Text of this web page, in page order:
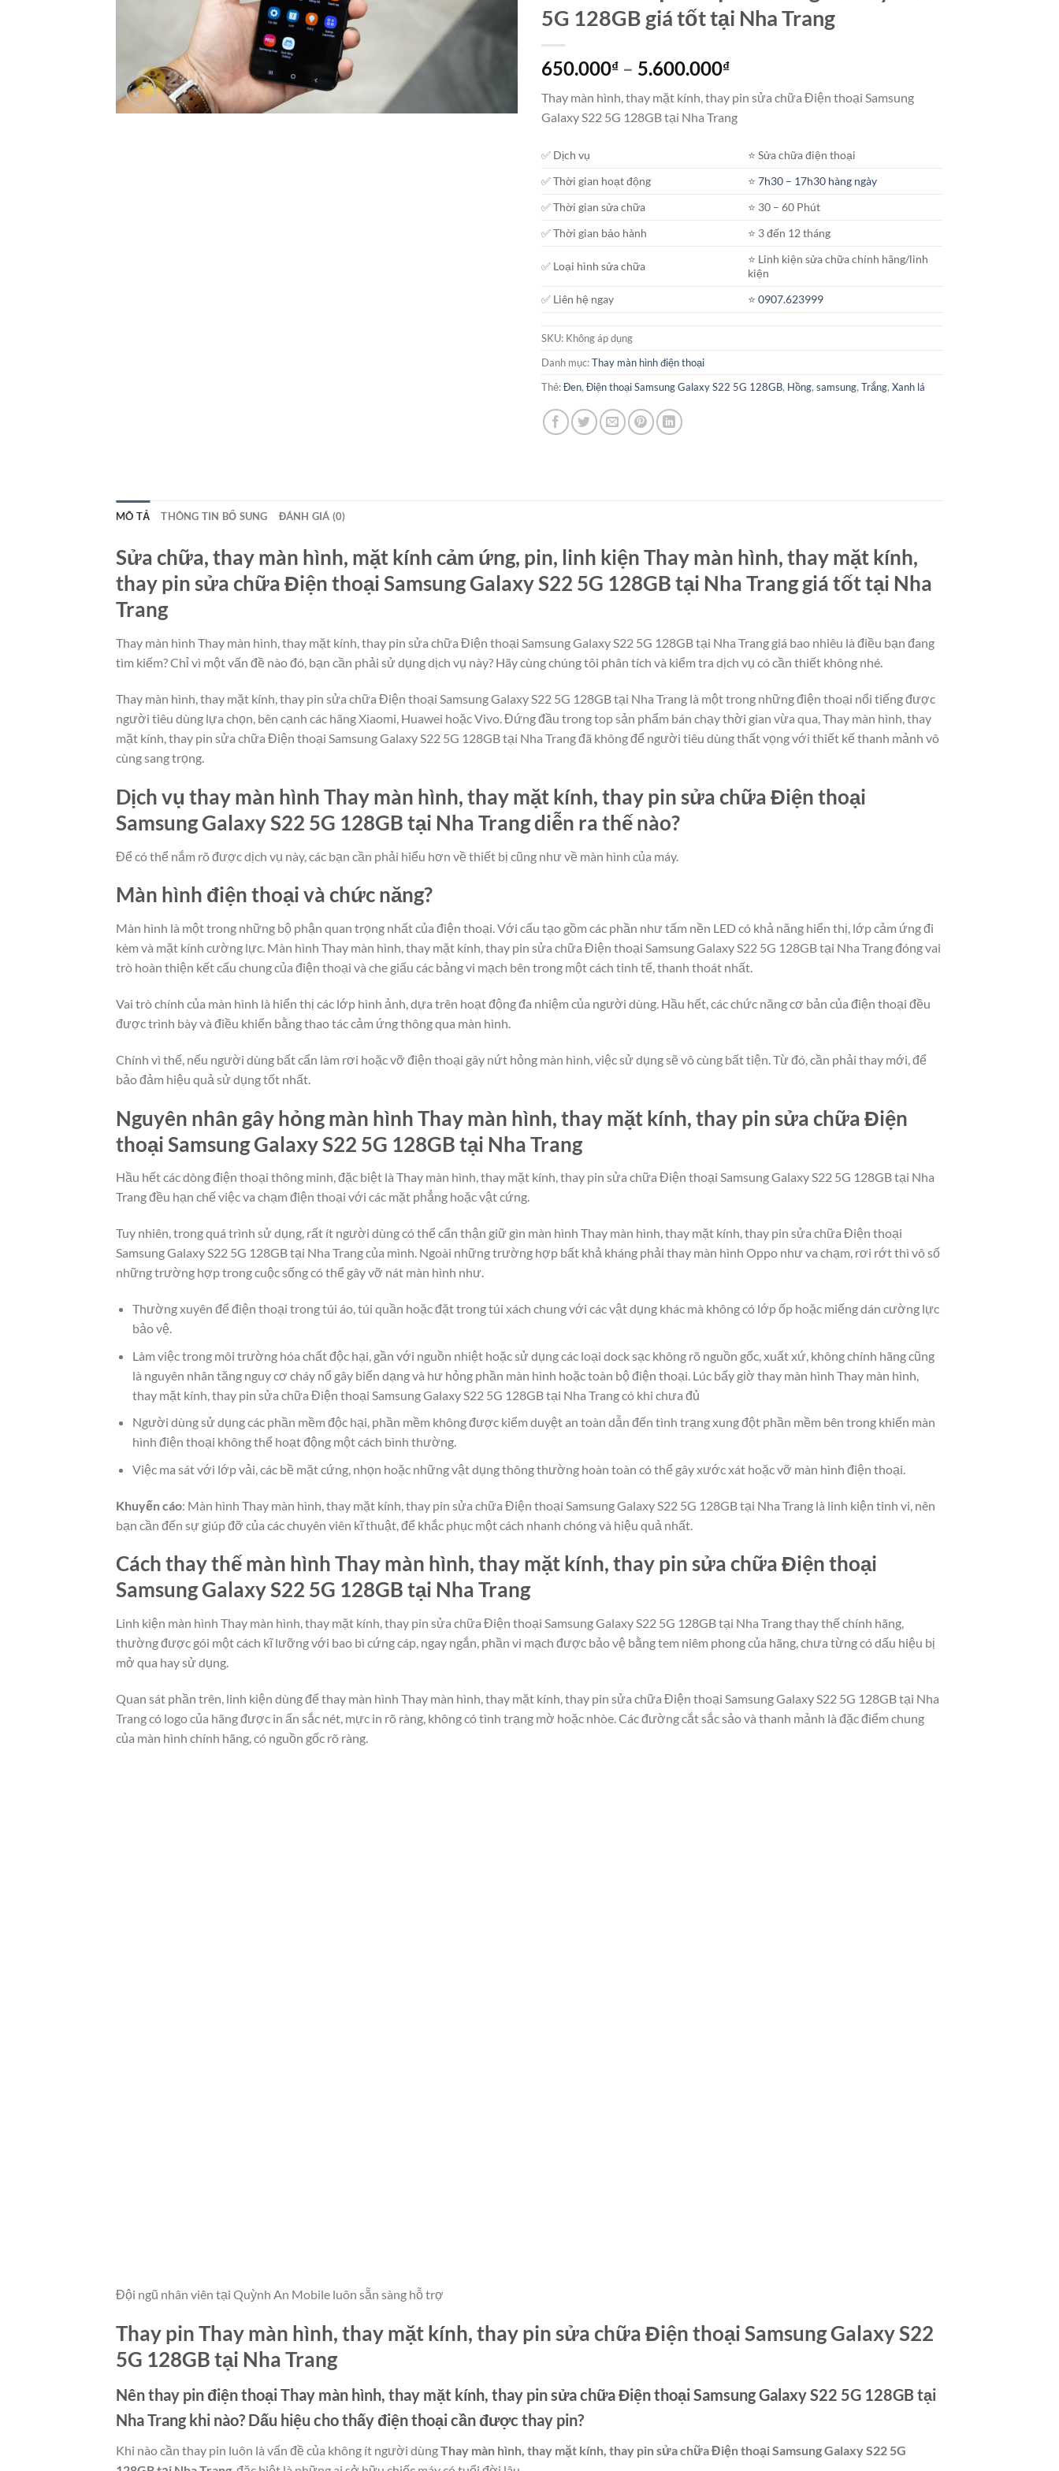
5G 128GB giá tốt tại Nha Trang
650.000₫ – 5.600.000₫Khoảng
từ
650.000₫
5.600.000₫
Thay màn hình, thay mặt kính, thay pin sửa chữa Điện thoại Samsung
Galaxy S22 5G 128GB tại Nha Trang
✅ Dịch vụ
⭐️ Sửa chữa điện thoại
✅ Thời gian hoạt động
⭐️7h30 – 17h30 hàng ngày
✅ Thời gian sửa chữa
⭐️ 30 – 60 Phút
✅ Thời gian bảo hành
⭐️ 3 đến 12 tháng
✅ Loại hình sửa chữa
⭐️ Linh kiện sửa chữa chính hãng/linh
kiện
✅ Liên hệ ngay
⭐️0907.623999
SKU: Không áp dụng
Danh mục:Thay màn hình điện thoại
Thẻ:Đen, Điện thoại Samsung Galaxy S22 5G 128GB, Hồng, samsung, Trắng, Xanh lá
MÔ TẢ THÔNG TIN BỔ SUNG ĐÁNH GIÁ (0)
Sửa chữa, thay màn hình, mặt kính cảm ứng, pin, linh kiện Thay màn hình, thay mặt kính,
thay pin sửa chữa Điện thoại Samsung Galaxy S22 5G 128GB tại Nha Trang giá tốt tại Nha
Trang
Thay màn hình Thay màn hình, thay mặt kính, thay pin sửa chữa Điện thoại Samsung Galaxy S22 5G 128GB tại Nha Trang giá bao nhiêu là điều bạn đang
tìm kiếm? Chỉ vì một vấn đề nào đó, bạn cần phải sử dụng dịch vụ này? Hãy cùng chúng tôi phân tích và kiểm tra dịch vụ có cần thiết không nhé.
Thay màn hình, thay mặt kính, thay pin sửa chữa Điện thoại Samsung Galaxy S22 5G 128GB tại Nha Trang là một trong những điện thoại nổi tiếng được
người tiêu dùng lựa chọn, bên cạnh các hãng Xiaomi, Huawei hoặc Vivo. Đứng đầu trong top sản phẩm bán chạy thời gian vừa qua, Thay màn hình, thay
mặt kính, thay pin sửa chữa Điện thoại Samsung Galaxy S22 5G 128GB tại Nha Trang đã không để người tiêu dùng thất vọng với thiết kế thanh mảnh vô
cùng sang trọng.
Dịch vụ thay màn hình Thay màn hình, thay mặt kính, thay pin sửa chữa Điện thoại
Samsung Galaxy S22 5G 128GB tại Nha Trang diễn ra thế nào?
Để có thể nắm rõ được dịch vụ này, các bạn cần phải hiểu hơn về thiết bị cũng như về màn hình của máy.
Màn hình điện thoại và chức năng?
Màn hình là một trong những bộ phận quan trọng nhất của điện thoại. Với cấu tạo gồm các phần như tấm nền LED có khả năng hiển thị, lớp cảm ứng đi
kèm và mặt kính cường lực. Màn hình Thay màn hình, thay mặt kính, thay pin sửa chữa Điện thoại Samsung Galaxy S22 5G 128GB tại Nha Trang đóng vai
trò hoàn thiện kết cấu chung của điện thoại và che giấu các bảng vi mạch bên trong một cách tinh tế, thanh thoát nhất.
Vai trò chính của màn hình là hiển thị các lớp hình ảnh, dựa trên hoạt động đa nhiệm của người dùng. Hầu hết, các chức năng cơ bản của điện thoại đều
được trình bày và điều khiển bằng thao tác cảm ứng thông qua màn hình.
Chính vì thế, nếu người dùng bất cẩn làm rơi hoặc vỡ điện thoại gây nứt hỏng màn hình, việc sử dụng sẽ vô cùng bất tiện. Từ đó, cần phải thay mới, để
bảo đảm hiệu quả sử dụng tốt nhất.
Nguyên nhân gây hỏng màn hình Thay màn hình, thay mặt kính, thay pin sửa chữa Điện
thoại Samsung Galaxy S22 5G 128GB tại Nha Trang
Hầu hết các dòng điện thoại thông minh, đặc biệt là Thay màn hình, thay mặt kính, thay pin sửa chữa Điện thoại Samsung Galaxy S22 5G 128GB tại Nha
Trang đều hạn chế việc va chạm điện thoại với các mặt phẳng hoặc vật cứng.
Tuy nhiên, trong quá trình sử dụng, rất ít người dùng có thể cẩn thận giữ gìn màn hình Thay màn hình, thay mặt kính, thay pin sửa chữa Điện thoại
Samsung Galaxy S22 5G 128GB tại Nha Trang của mình. Ngoài những trường hợp bất khả kháng phải thay màn hình Oppo như va chạm, rơi rớt thì vô số
những trường hợp trong cuộc sống có thể gây vỡ nát màn hình như.
Thường xuyên để điện thoại trong túi áo, túi quần hoặc đặt trong túi xách chung với các vật dụng khác mà không có lớp ốp hoặc miếng dán cường lực
bảo vệ.
Làm việc trong môi trường hóa chất độc hại, gần với nguồn nhiệt hoặc sử dụng các loại dock sạc không rõ nguồn gốc, xuất xứ, không chính hãng cũng
là nguyên nhân tăng nguy cơ cháy nổ gây biến dạng và hư hỏng phần màn hình hoặc toàn bộ điện thoại. Lúc bấy giờ thay màn hình Thay màn hình,
thay mặt kính, thay pin sửa chữa Điện thoại Samsung Galaxy S22 5G 128GB tại Nha Trang có khi chưa đủ
Người dùng sử dụng các phần mềm độc hại, phần mềm không được kiểm duyệt an toàn dẫn đến tình trạng xung đột phần mềm bên trong khiến màn
hình điện thoại không thể hoạt động một cách bình thường.
Việc ma sát với lớp vải, các bề mặt cứng, nhọn hoặc những vật dụng thông thường hoàn toàn có thể gây xước xát hoặc vỡ màn hình điện thoại.
Khuyến cáo: Màn hình Thay màn hình, thay mặt kính, thay pin sửa chữa Điện thoại Samsung Galaxy S22 5G 128GB tại Nha Trang là linh kiện tinh vi, nên
bạn cần đến sự giúp đỡ của các chuyên viên kĩ thuật, để khắc phục một cách nhanh chóng và hiệu quả nhất.
Cách thay thế màn hình Thay màn hình, thay mặt kính, thay pin sửa chữa Điện thoại
Samsung Galaxy S22 5G 128GB tại Nha Trang
Linh kiện màn hình Thay màn hình, thay mặt kính, thay pin sửa chữa Điện thoại Samsung Galaxy S22 5G 128GB tại Nha Trang thay thế chính hãng,
thường được gói một cách kĩ lưỡng với bao bì cứng cáp, ngay ngắn, phần vi mạch được bảo vệ bằng tem niêm phong của hãng, chưa từng có dấu hiệu bị
mở qua hay sử dụng.
Quan sát phần trên, linh kiện dùng để thay màn hình Thay màn hình, thay mặt kính, thay pin sửa chữa Điện thoại Samsung Galaxy S22 5G 128GB tại Nha
Trang có logo của hãng được in ấn sắc nét, mực in rõ ràng, không có tình trạng mờ hoặc nhòe. Các đường cắt sắc sảo và thanh mảnh là đặc điểm chung
của màn hình chính hãng, có nguồn gốc rõ ràng.
Đội ngũ nhân viên tại Quỳnh An Mobile luôn sẵn sàng hỗ trợ
Thay pin Thay màn hình, thay mặt kính, thay pin sửa chữa Điện thoại Samsung Galaxy S22
5G 128GB tại Nha Trang
Nên thay pin điện thoạiThay màn hình, thay mặt kính, thay pin sửa chữa Điện thoại Samsung Galaxy S22 5G 128GB tại
Nha Trang khi nào? Dấu hiệu cho thấy điện thoại cần được thay pin?
Khi nào cần thay pin luôn là vấn đề của không ít người dùngThay màn hình, thay mặt kính, thay pin sửa chữa Điện thoại Samsung Galaxy S22 5G